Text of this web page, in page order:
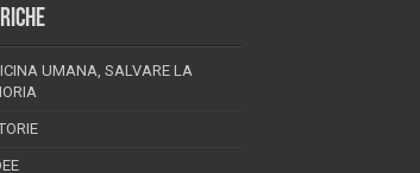
UMANA, SALVARE LA